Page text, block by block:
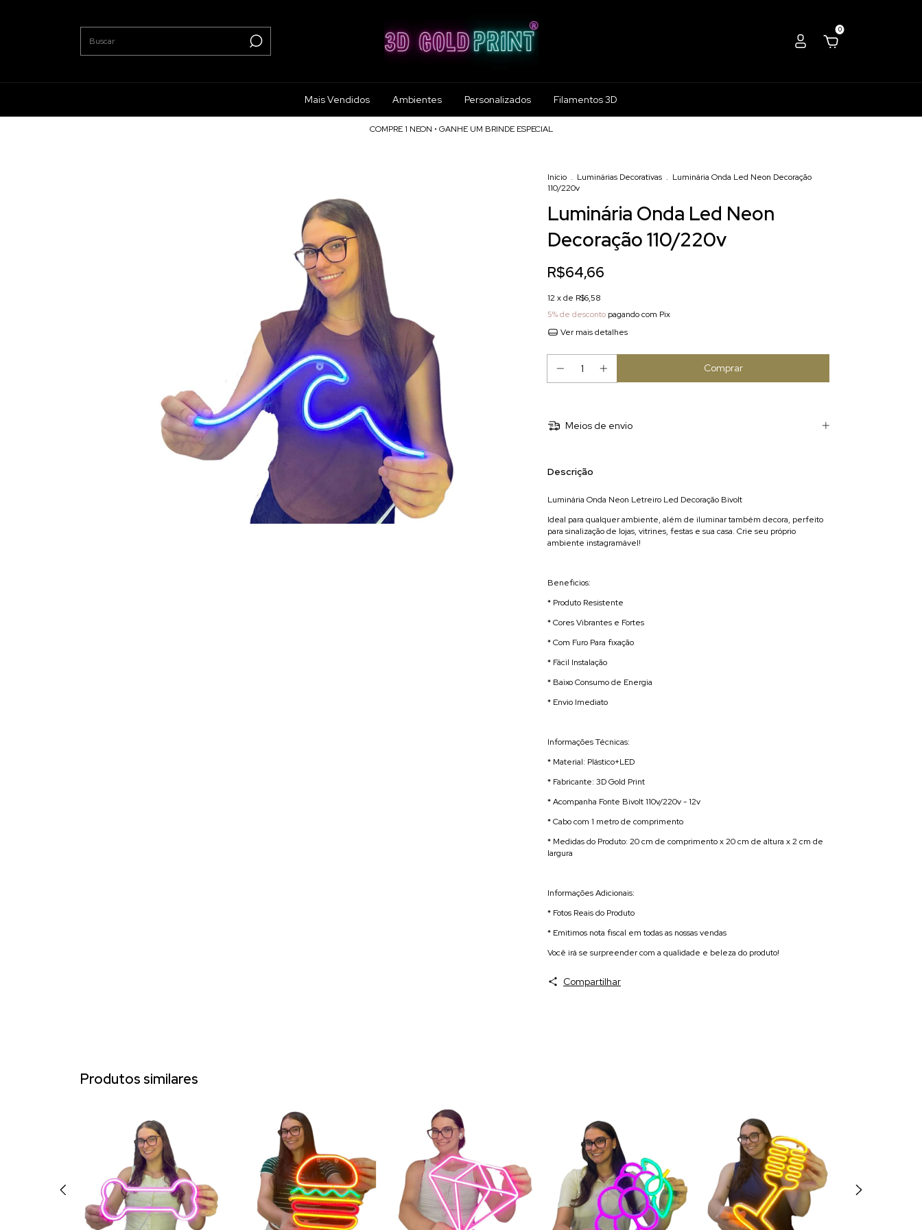
0
Mais Vendidos Ambientes Personalizados Filamentos 3D
COMPRE 1 NEON • GANHE UM BRINDE ESPECIAL
Início . Luminárias Decorativas . Luminária Onda Led Neon Decoração
110/220v
Luminária Onda Led Neon
Decoração 110/220v
R$64,66
12 x de R$6,58
5% de desconto pagando com Pix
Ver mais detalhes
Meios de envio
Descrição
Luminária Onda Neon Letreiro Led Decoração Bivolt
Ideal para qualquer ambiente, além de iluminar também decora, perfeito
para sinalização de lojas, vitrines, festas e sua casa. Crie seu próprio
ambiente instagramável!
Beneficios:
* Produto Resistente
* Cores Vibrantes e Fortes
* Com Furo Para fixação
* Fácil Instalação
* Baixo Consumo de Energia
* Envio Imediato
Informações Técnicas:
* Material: Plástico+LED
* Fabricante: 3D Gold Print
* Acompanha Fonte Bivolt 110v/220v - 12v
* Cabo com 1 metro de comprimento
* Medidas do Produto: 20 cm de comprimento x 20 cm de altura x 2 cm de
largura
Informações Adicionais:
* Fotos Reais do Produto
* Emitimos nota fiscal em todas as nossas vendas
Você irá se surpreender com a qualidade e beleza do produto!
Compartilhar
Produtos similares